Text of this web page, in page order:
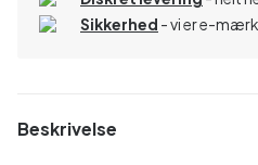
Sikkerhed - vi er e-
Beskrivelse